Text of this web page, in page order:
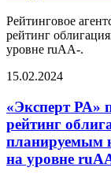
Рейтинговое
рейтинг
уровне ruAA-.
15.02.2024
«Эксперт РА»
рейтинг
планируемым
на уровне